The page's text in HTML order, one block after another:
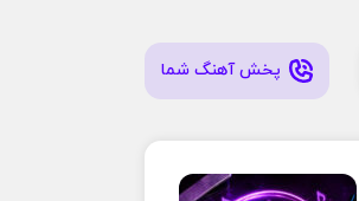
پخش آهنگ شما